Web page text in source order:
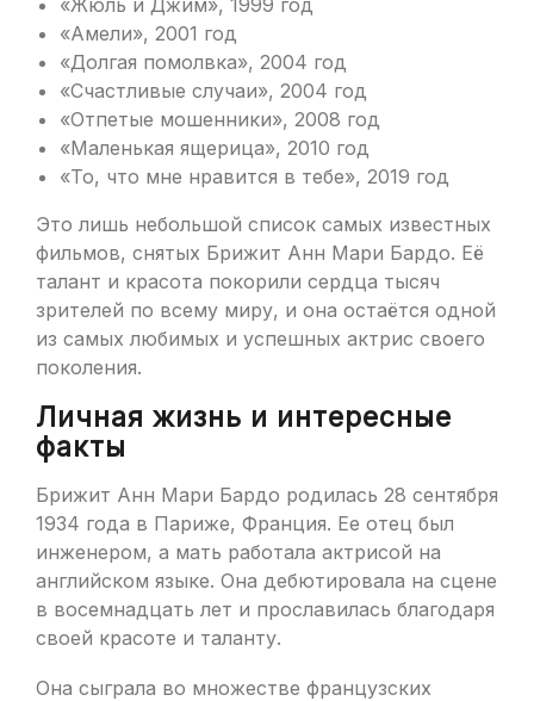
«Жюль и Джим», 1999 год
«Амели», 2001 год
«Долгая помолвка», 2004 год
«Счастливые случаи», 2004 год
«Отпетые мошенники», 2008 год
«Маленькая ящерица», 2010 год
«То, что мне нравится в тебе», 2019 год
Это лишь небольшой список самых известных
фильмов, снятых Брижит Анн Мари Бардо. Её
талант и красота покорили сердца тысяч
зрителей по всему миру, и она остаётся одной
из самых любимых и успешных актрис своего
поколения.
Личная жизнь и интересные
факты
Брижит Анн Мари Бардо родилась 28 сентября
1934 года в Париже, Франция. Ее отец был
инженером, а мать работала актрисой на
английском языке. Она дебютировала на сцене
в восемнадцать лет и прославилась благодаря
своей красоте и таланту.
Она сыграла во множестве французских